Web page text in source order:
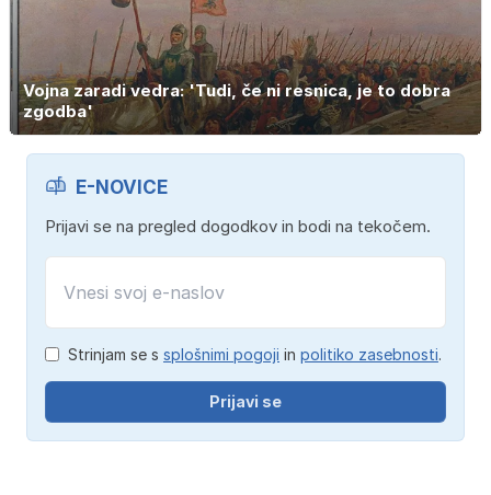
Vojna zaradi vedra: 'Tudi, če ni resnica, je to dobra
zgodba'
E-NOVICE
Prijavi se na pregled dogodkov in bodi na tekočem.
Strinjam se s splošnimi pogoji in politiko zasebnosti.
Prijavi se